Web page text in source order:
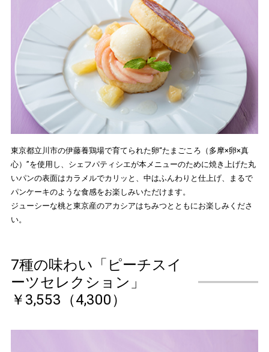
東京都立川市の伊藤養鶏場で育てられた卵“たまごころ（多摩×卵×真
心）”を使用し、シェフパティシエが本メニューのために焼き上げた丸
いパンの表面はカラメルでカリッと、中はふんわりと仕上げ、まるで
パンケーキのような食感をお楽しみいただけます。
ジューシーな桃と東京産のアカシアはちみつとともにお楽しみくださ
い。
7種の味わい「ピーチスイ
ーツセレクション」
￥3,553（4,300）